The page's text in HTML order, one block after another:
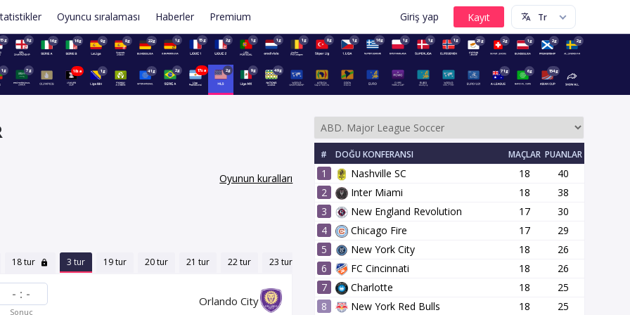
Oyuncu sıralaması Haberler Premium Giriş yap
15g 8g 16g 16g 9g 8g 22g 1g 15g 2g 1g 1g 1g 8g 1g 16g 1g 1g 1g 23g 2g 1g 2g 2g
1g 7g 18sa 1g 41g 2g 17sa 2g 9g 49g 71g 6g 154g
Oyunun kuralları
18 tur 3 tur 19 tur 20 tur 21 tur 22 tur 23 tur 24 tur
- : -
Sonuç
Orlando City
# DOĞU KONFERANSI MAÇLAR PUANLAR
1 Nashville SC 18
40
2
Inter Miami 18
38
3
New England Revolution 17
30
4
Chicago Fire 17
29
5
New York City 18
26
6
FC Cincinnati 18
26
7
Charlotte 18
25
8
New York Red Bulls 18
25